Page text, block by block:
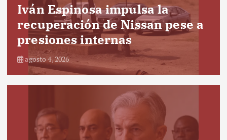
Iván Espinosa impulsa la
recuperación de Nissan pese a
presiones internas
agosto 4, 2026